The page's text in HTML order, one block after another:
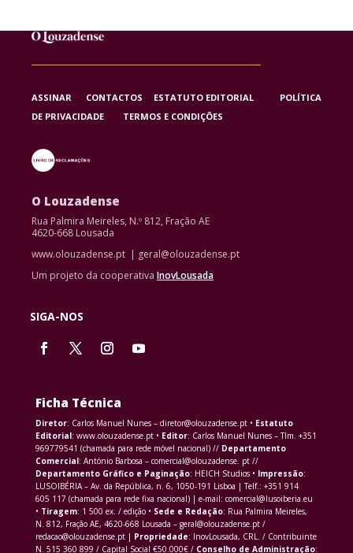
ASSINAR CONTACTOS ESTATUTO EDITORIAL POLÍTICA
DE PRIVACIDADE TERMOS E CONDIÇÕES
O Louzadense
Rua Palmira Meireles, N.º 812, Fração AE
4620-668 Lousada
www.olouzadense.pt | geral@olouzadense.pt
Um projeto da cooperativa InovLousada
SIGA-NOS
Ficha Técnica
Diretor: Carlos Manuel Nunes – diretor@olouzadense.pt • Estatuto
Editorial: www.olouzadense.pt • Editor: Carlos Manuel Nunes – Tlm. +351
969779541 (chamada para rede móvel nacional) // Departamento
Comercial: António Barbosa – comercial@olouzadense. pt //
Departamento Gráfico e Paginação: HEICH Studios • Impressão:
LUSOIBÉRIA – Av. da República, n. 6, 1050-191 Lisboa | Telf.: +351 914
605 117 (chamada para rede fixa nacional) | e-mail: comercial@lusoiberia.eu
• Tiragem: 1 500 ex. / edição • Sede e Redação: Rua Palmira Meireles,
N. 812, Fração AE, 4620-668 Lousada – geral@olouzadense.pt /
redacao@olouzadense.pt | Propriedade: InovLousada, CRL. / Contribuinte
N. 515 360 899 / Capital Social €50.000€ / Conselho de Administração: